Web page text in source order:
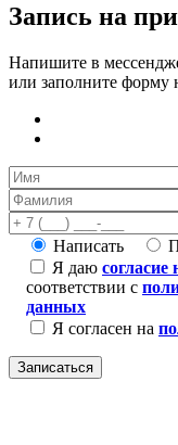
Запись на
Напишите в
или заполните форму
Написать
Я даю
соответствии с
данных
Я согласен на